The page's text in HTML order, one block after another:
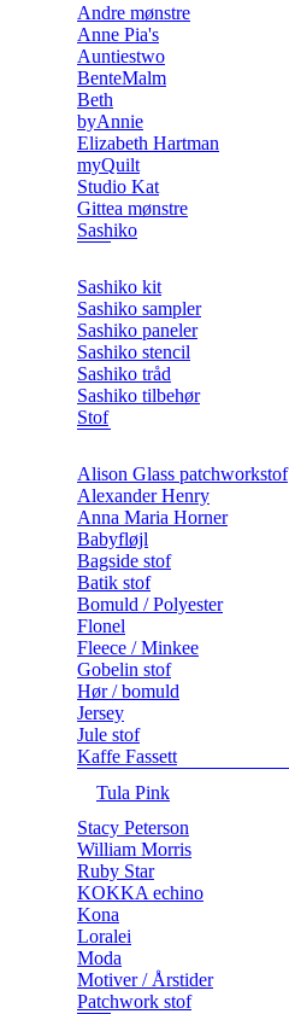
Andre mønstre
Anne Pia's
Auntiestwo
BenteMalm
Beth
byAnnie
Elizabeth Hartman
myQuilt
Studio Kat
Gittea mønstre
Sashiko
Sashiko kit
Sashiko sampler
Sashiko paneler
Sashiko stencil
Sashiko tråd
Sashiko tilbehør
Stof
Alison Glass patchworkstof
Alexander Henry
Anna Maria Horner
Babyfløjl
Bagside stof
Batik stof
Bomuld / Polyester
Flonel
Fleece / Minkee
Gobelin stof
Hør / bomuld
Jersey
Jule stof
Kaffe Fassett
Tula Pink
Stacy Peterson
William Morris
Ruby Star
KOKKA echino
Kona
Loralei
Moda
Motiver / Årstider
Patchwork stof